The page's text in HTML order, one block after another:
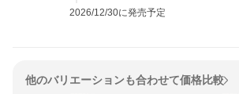
2026/12/30に発売予定
他のバリエーションも合わせて価格比較